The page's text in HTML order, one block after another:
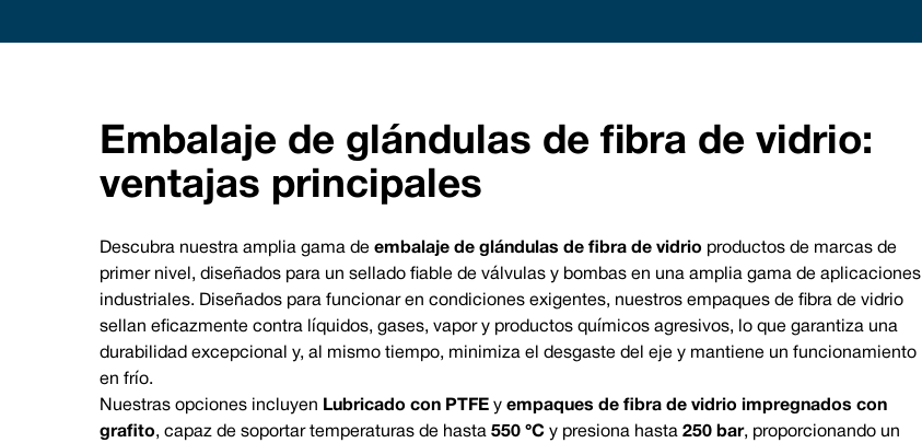
Embalaje de glándulas de fibra de vidrio
Embalaje de glándulas de fibra de vidrio:
ventajas principales
Descubra nuestra amplia gama deembalaje de glándulas de fibra de vidrio productos de marcas de
primer nivel, diseñados para un sellado fiable de válvulas y bombas en una amplia gama de aplicaciones
industriales. Diseñados para funcionar en condiciones exigentes, nuestros empaques de fibra de vidrio
sellan eficazmente contra líquidos, gases, vapor y productos químicos agresivos, lo que garantiza una
durabilidad excepcional y, al mismo tiempo, minimiza el desgaste del eje y mantiene un funcionamiento
en frío.
Nuestras opciones incluyen Lubricado con PTFE yempaques de fibra de vidrio impregnados con
grafito, capaz de soportar temperaturas de hasta550 °C y presiona hasta250 bar, proporcionando un